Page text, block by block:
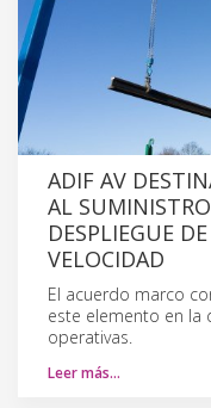
ADIF AV
AL
DESPLIEGUE
VELOCIDAD
El acuerdo marco
este elemento en la
operativas.
Leer más…